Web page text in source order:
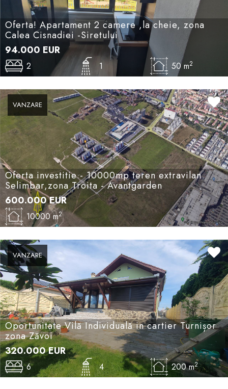
Oferta! Apartament 2 camere ,la cheie, zona
Calea Cisnadiei -Siretului
94.000 EUR
2 1 50 m2
VANZARE
Oferta investitie - 10000mp teren extravilan
Selimbar,zona Troita - Avantgarden
600.000EUR
10000 m2
VANZARE
Oportunitate Vilă Individuală in cartier Turnișor
zona Zăvoi
320.000EUR
6 4 200 m2